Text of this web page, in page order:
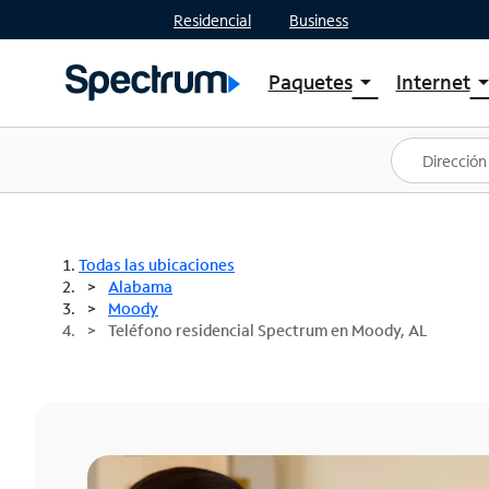
Residencial Business
Paquetesarrow_drop_down
Ver paquetes
Spectrum One
Mejores ofertas
Internetarrow_drop_down
Planes
Todas las ubicaciones
Alabama
Moody
Teléfono residencial Spectrum en Moody, AL